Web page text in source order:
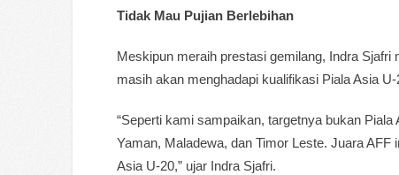
Tidak Mau Pujian Berlebihan
Meskipun meraih prestasi gemilang, Indra
masih akan menghadapi kualifikasi Piala Asia
“Seperti kami sampaikan, targetnya bukan
Yaman, Maladewa, dan Timor Leste. Juara
Asia U-20,” ujar Indra Sjafri.